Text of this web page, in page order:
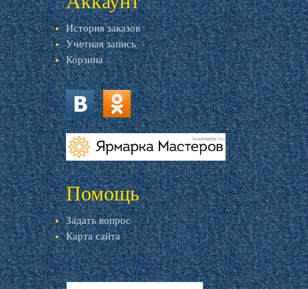
История заказов
Учетная запись
Корзина
vk.com ok.ru
livemaster.ru
Помощь
Задать вопрос
Карта сайта